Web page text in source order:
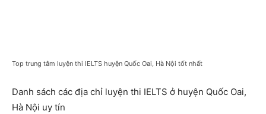
Top trung tâm luyện thi IELTS huyện Quốc Oai, Hà Nội tốt nhất
Danh sách các địa chỉ luyện thi IELTS ở huyện Quốc Oai,
Hà Nội uy tín